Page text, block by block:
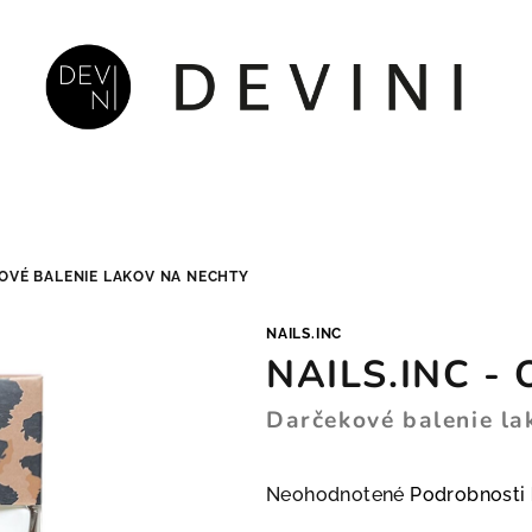
BALENIE LAKOV NA NECHTY
NAILS.INC
NAILS.INC -
Darčekové balenie
Priemerné hodnotenie
Neohodnotené Podrobnosti